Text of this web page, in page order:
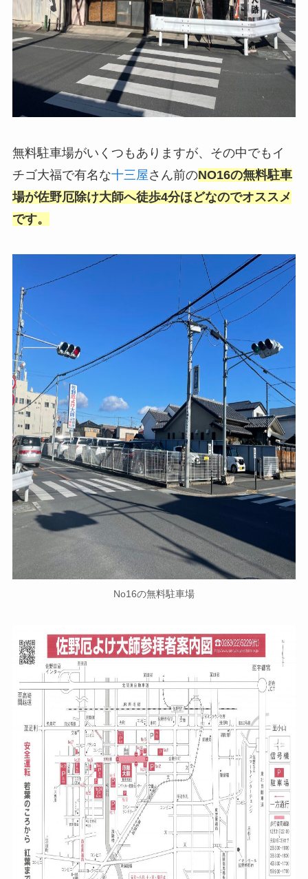
無料駐車場がいくつもありますが、その中でもイ
チゴ大福で有名な十三屋さん前のNO16の無料駐車
場が佐野厄除け大師へ徒歩4分ほどなのでオススメ
です。
No16の無料駐車場